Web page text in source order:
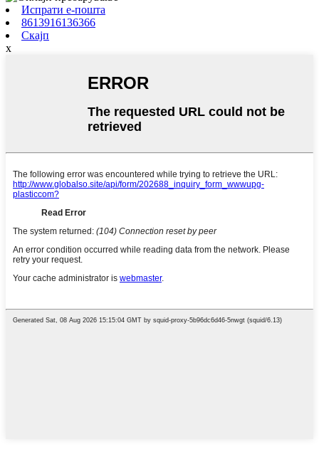
Испрати е-пошта
8613916136366
Скајп
x